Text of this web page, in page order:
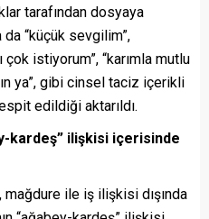
tarafından dosyaya
“küçük sevgilim”,
çok istiyorum”, “karımla mutlu
ya”, gibi cinsel taciz içerikli
edildiği aktarıldı.
kardeş” ilişkisi içerisinde
mağdure ile iş ilişkisi dışında